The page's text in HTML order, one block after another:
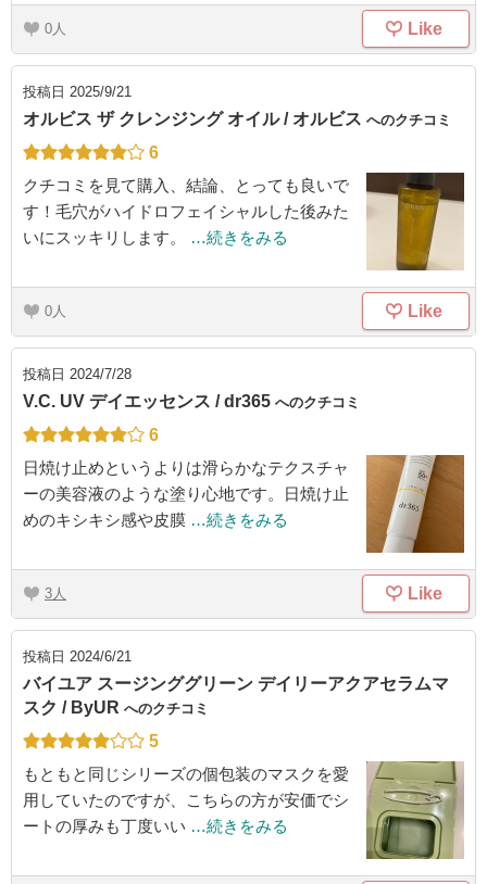
0 Like
投稿日 2025/9/21
オルビス ザ クレンジング オイル / オルビス へのクチコミ
6
クチコミを見て購入、結論、とっても良いで
す！毛穴がハイドロフェイシャルした後みた
いにスッキリします。
…続きをみる
0 Like
投稿日 2024/7/28
V.C. UV デイエッセンス / dr365 へのクチコミ
6
日焼け止めというよりは滑らかなテクスチャ
ーの美容液のような塗り心地です。日焼け止
めのキシキシ感や皮膜 …続きをみる
3 Like
投稿日 2024/6/21
バイユア スージンググリーン デイリーアクアセラムマ
スク / ByUR へのクチコミ
5
もともと同じシリーズの個包装のマスクを愛
用していたのですが、こちらの方が安価でシ
ートの厚みも丁度いい …続きをみる